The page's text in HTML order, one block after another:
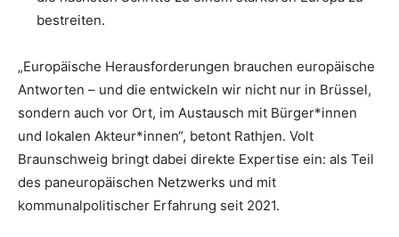
bestreiten.
„Europäische Herausforderungen brauchen europäische
Antworten – und die entwickeln wir nicht nur in Brüssel,
sondern auch vor Ort, im Austausch mit Bürger*innen
und lokalen Akteur*innen“, betont Rathjen. Volt
Braunschweig bringt dabei direkte Expertise ein: als Teil
des paneuropäischen Netzwerks und mit
kommunalpolitischer Erfahrung seit 2021.